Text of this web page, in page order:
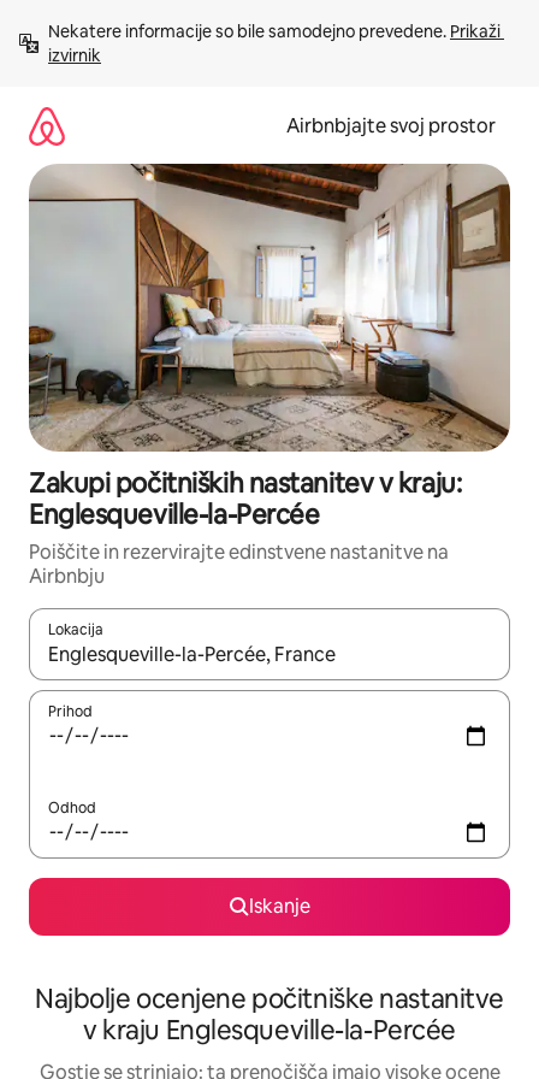
vsebino
Nekatere informacije so bile samodejno prevedene. Prikaži
izvirnik
Airbnbjajte svoj prostor
Zakupi počitniških nastanitev v kraju:
Englesqueville-la-Percée
Poiščite in rezervirajte edinstvene nastanitve na
Airbnbju
Lokacija
Ko so rezultati na voljo, krmarite s puščičnima tipkama gor in
Prihod
Odhod
Iskanje
Najbolje ocenjene počitniške nastanitve
v kraju Englesqueville-la-Percée
Gostje se strinjajo: ta prenočišča imajo visoke ocene